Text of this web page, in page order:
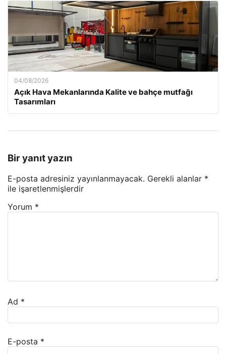
04/08/2026
Açık Hava Mekanlarında Kalite ve bahçe mutfağı
Tasarımları
Bir yanıt yazın
E-posta adresiniz yayınlanmayacak. Gerekli alanlar *
ile işaretlenmişlerdir
Yorum *
Ad *
E-posta *